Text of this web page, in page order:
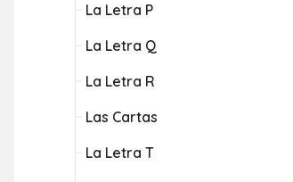
La Letra P
La Letra Q
La Letra R
Las Cartas
La Letra T